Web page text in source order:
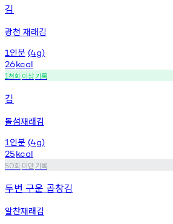
김
광천 재래김
1 인분 (4g)
26kcal
1천회 이상기록
김
돌섬재래김
1 인분 (4g)
25kcal
50회 미만기록
두번 구운 곱창김
알찬재래김